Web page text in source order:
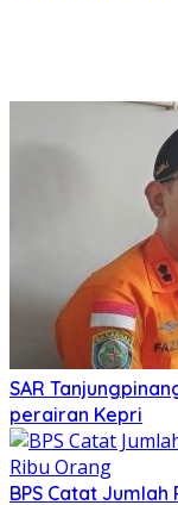
SAR
perairan Kepri
BPS Catat Jumlah